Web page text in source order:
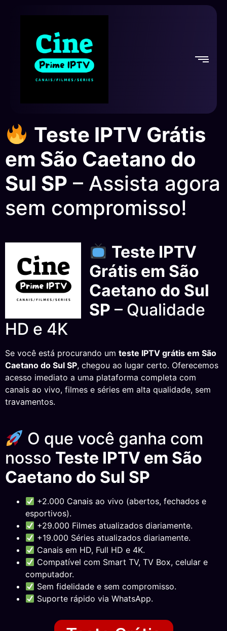
Teste IPTV Grátis
em São Caetano do
Sul SP – Assista agora
sem compromisso!
Teste IPTV
Grátis em São
Caetano do Sul
SP – Qualidade
HD e 4K
Se você está procurando um teste IPTV grátis em São
Caetano do Sul SP, chegou ao lugar certo. Oferecemos
acesso imediato a uma plataforma completa com
canais ao vivo, filmes e séries em alta qualidade, sem
travamentos.
O que você ganha com
nosso Teste IPTV em São
Caetano do Sul SP
+2.000 Canais ao vivo (abertos, fechados e
esportivos).
+29.000 Filmes atualizados diariamente.
+19.000 Séries atualizados diariamente.
Canais em HD, Full HD e 4K.
Compatível com Smart TV, TV Box, celular e
computador.
Sem fidelidade e sem compromisso.
Suporte rápido via WhatsApp.